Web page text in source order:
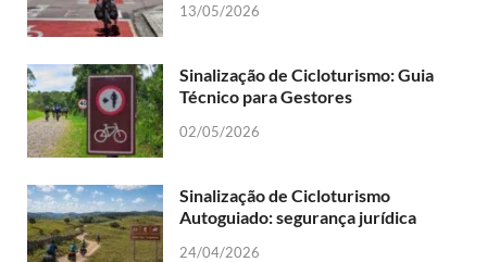
13/05/2026
Sinalização de Cicloturismo: Guia
Técnico para Gestores
02/05/2026
Sinalização de Cicloturismo
Autoguiado: segurança jurídica
24/04/2026